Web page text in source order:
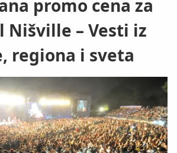
promo cena za
Nišville – Vesti iz
regiona i sveta